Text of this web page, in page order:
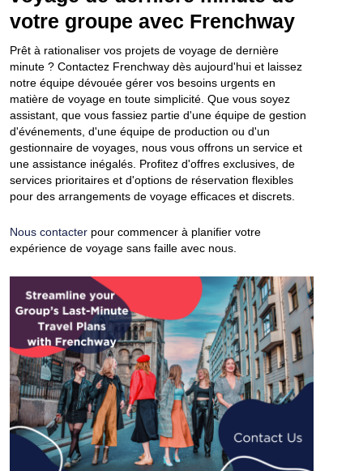
votre groupe avec Frenchway
Prêt à rationaliser vos projets de voyage de dernière
minute ? Contactez Frenchway dès aujourd'hui et laissez
notre équipe dévouée gérer vos besoins urgents en
matière de voyage en toute simplicité. Que vous soyez
assistant, que vous fassiez partie d'une équipe de gestion
d'événements, d'une équipe de production ou d'un
gestionnaire de voyages, nous vous offrons un service et
une assistance inégalés. Profitez d'offres exclusives, de
services prioritaires et d'options de réservation flexibles
pour des arrangements de voyage efficaces et discrets.
Nous contacter pour commencer à planifier votre
expérience de voyage sans faille avec nous.